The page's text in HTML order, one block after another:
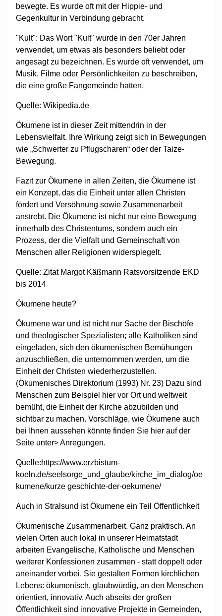
bewegte. Es wurde oft mit der Hippie- und
Gegenkultur in Verbindung gebracht.
"Kult": Das Wort "Kult" wurde in den 70er Jahren
verwendet, um etwas als besonders beliebt oder
angesagt zu bezeichnen. Es wurde oft verwendet, um
Musik, Filme oder Persönlichkeiten zu beschreiben,
die eine große Fangemeinde hatten.
Quelle: Wikipedia.de
Ökumene ist in dieser Zeit mittendrin in der
Lebensvielfalt. Ihre Wirkung zeigt sich in Bewegungen
wie „Schwerter zu Pflugscharen“ oder der Taize-
Bewegung.
Fazit zur Ökumene in allen Zeiten, die Ökumene ist
ein Konzept, das die Einheit unter allen Christen
fördert und Versöhnung sowie Zusammenarbeit
anstrebt. Die Ökumene ist nicht nur eine Bewegung
innerhalb des Christentums, sondern auch ein
Prozess, der die Vielfalt und Gemeinschaft von
Menschen aller Religionen widerspiegelt.
Quelle: Zitat Margot Käßmann Ratsvorsitzende EKD
bis 2014
Ökumene heute?
Ökumene war und ist nicht nur Sache der Bischöfe
und theologischer Spezialisten; alle Katholiken sind
eingeladen, sich den ökumenischen Bemühungen
anzuschließen, die unternommen werden, um die
Einheit der Christen wiederherzustellen.
(Ökumenisches Direktorium (1993) Nr. 23) Dazu sind
Menschen zum Beispiel hier vor Ort und weltweit
bemüht, die Einheit der Kirche abzubilden und
sichtbar zu machen. Vorschläge, wie Ökumene auch
bei Ihnen aussehen könnte finden Sie hier auf der
Seite unter> Anregungen.
Quelle:https://www.erzbistum-
koeln.de/seelsorge_und_glaube/kirche_im_dialog/oe
kumene/kurze geschichte-der-oekumene/
Auch in Stralsund ist Ökumene ein Teil Öffentlichkeit
Ökumenische Zusammenarbeit. Ganz praktisch. An
vielen Orten auch lokal in unserer Heimatstadt
arbeiten Evangelische, Katholische und Menschen
weiterer Konfessionen zusammen - statt doppelt oder
aneinander vorbei. Sie gestalten Formen kirchlichen
Lebens: ökumenisch, glaubwürdig, an den Menschen
orientiert, innovativ. Auch abseits der großen
Öffentlichkeit sind innovative Projekte in Gemeinden,